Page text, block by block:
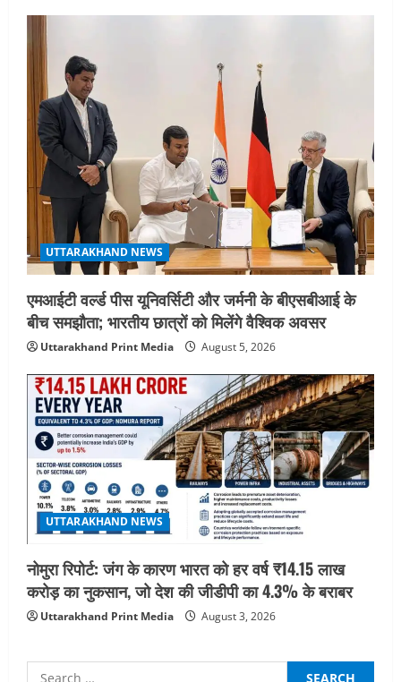
UTTARAKHAND NEWS
एमआईटी वर्ल्ड पीस यूनिवर्सिटी और जर्मनी के बीएसबीआई के
बीच समझौता; भारतीय छात्रों को मिलेंगे वैश्विक अवसर
Uttarakhand Print Media August 5, 2026
UTTARAKHAND NEWS
नोमुरा रिपोर्ट: जंग के कारण भारत को हर वर्ष ₹14.15 लाख
करोड़ का नुकसान, जो देश की जीडीपी का 4.3% के बराबर
Uttarakhand Print Media August 3, 2026
Search